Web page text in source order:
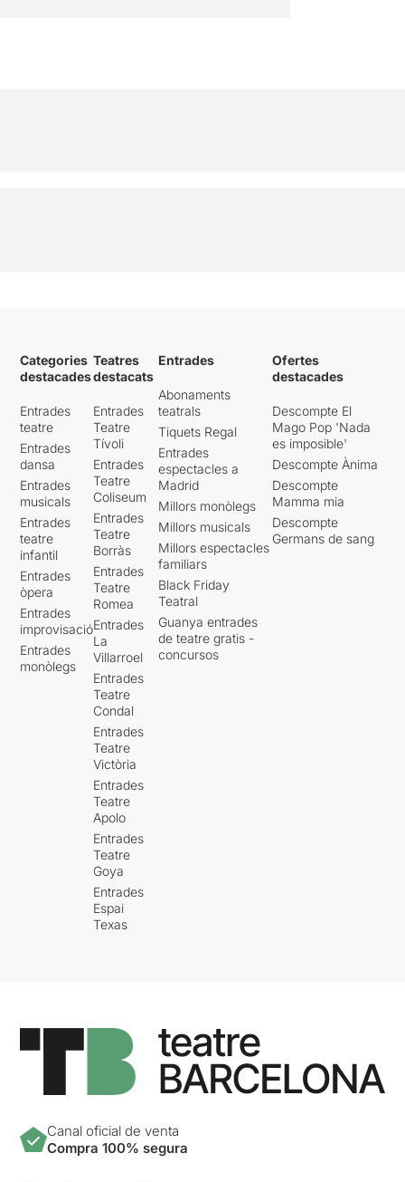
Categories
destacades
Entrades
teatre
Entrades
dansa
Entrades
musicals
Entrades
teatre
infantil
Entrades
òpera
Entrades
improvisació
Entrades
monòlegs
Teatres
destacats
Entrades
Teatre
Tívoli
Entrades
Teatre
Coliseum
Entrades
Teatre
Borràs
Entrades
Teatre
Romea
Entrades
La
Villarroel
Entrades
Teatre
Condal
Entrades
Teatre
Victòria
Entrades
Teatre
Apolo
Entrades
Teatre
Goya
Entrades
Espai
Texas
Entrades
Abonaments
teatrals
Tiquets Regal
Entrades
espectacles a
Madrid
Millors monòlegs
Millors musicals
Millors espectacles
familiars
Black Friday
Teatral
Guanya entrades
de teatre gratis -
concursos
Ofertes
destacades
Descompte El
Mago Pop 'Nada
es imposible'
Descompte Ànima
Descompte
Mamma mia
Descompte
Germans de sang
Canal oficial de venta
Compra 100% segura